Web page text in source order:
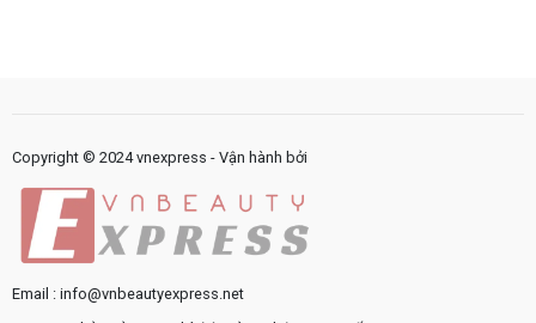
chuẩn
Copyright © 2024 vnexpress - Vận hành bởi
Email : info@vnbeautyexpress.net